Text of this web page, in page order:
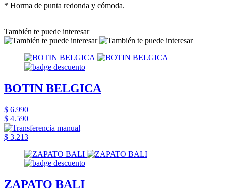
* Horma de punta redonda y cómoda.
También te puede interesar
BOTIN BELGICA
$ 6.990
$ 4.590
$ 3.213
ZAPATO BALI